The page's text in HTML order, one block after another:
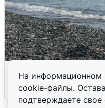
На информационном
cookie-файлы.
подтверждаете свое
6 августа 0